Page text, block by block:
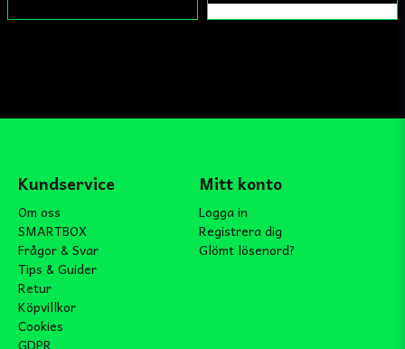
Kundservice
Om oss
SMARTBOX
Frågor & Svar
Tips & Guider
Retur
Köpvillkor
Cookies
GDPR
Mitt konto
Logga in
Registrera dig
Glömt lösenord?